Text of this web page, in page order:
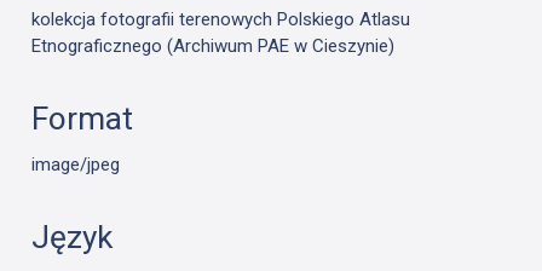
kolekcja fotografii terenowych Polskiego Atlasu
Etnograficznego (Archiwum PAE w Cieszynie)
Format
image/jpeg
Język